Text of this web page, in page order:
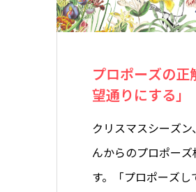
プロポーズの正
望通りにする」
クリスマスシーズ
んからのプロポー
す。「プロポーズ